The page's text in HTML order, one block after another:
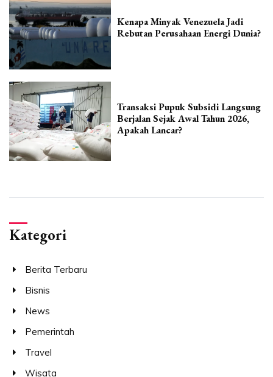
Kenapa Minyak Venezuela Jadi
Rebutan Perusahaan Energi Dunia?
Transaksi Pupuk Subsidi Langsung
Berjalan Sejak Awal Tahun 2026,
Apakah Lancar?
Kategori
Berita Terbaru
Bisnis
News
Pemerintah
Travel
Wisata